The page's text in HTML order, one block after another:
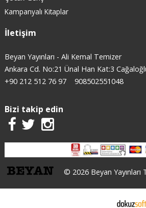
Kampanyalı Kitaplar
İletişim
Beyan Yayınları - Ali Kemal Temizer
Ankara Cd. No:21 Ünal Han Kat:3
+90 212 512 76 97
908502551048
Bizi takip edin
© 2026 Beyan Yayınları